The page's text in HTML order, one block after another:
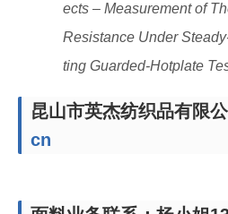
ects – Measurement of
Resistance Under
ting Guarded-Hotplate
昆山市英杰纺织品有限公
cn